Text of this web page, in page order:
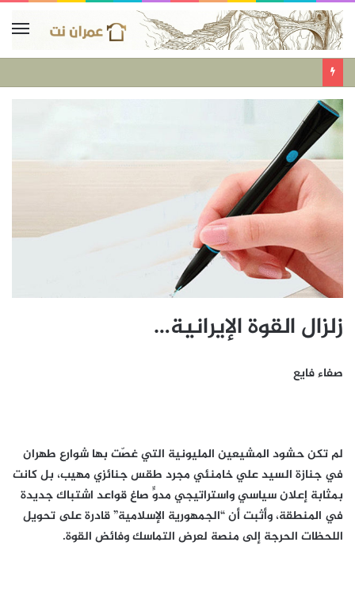
زلزال القوة الإيرانية…
صفاء فايع
​لم تكن حشود المشيعين المليونية التي غصّت بها شوارع طهران
في جنازة السيد علي خامنئي مجرد طقس جنائزي مهيب، بل كانت
بمثابة إعلان سياسي واستراتيجي مدوٍّ صاغ قواعد اشتباك جديدة
في المنطقة، وأثبت أن “الجمهورية الإسلامية” قادرة على تحويل
اللحظات الحرجة إلى منصة لعرض التماسك وفائض القوة.